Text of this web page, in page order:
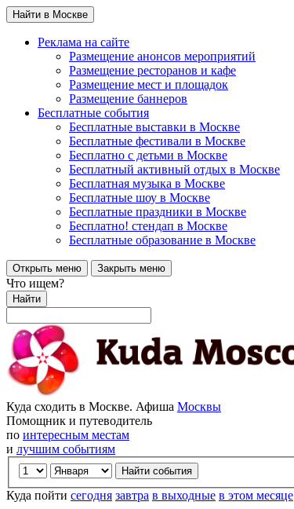
Найти в Москве
Реклама на сайте
Размещение анонсов мероприятий
Размещение ресторанов и кафе
Размещение мест и площадок
Размещение баннеров
Бесплатные события
Бесплатные выставки в Москве
Бесплатные фестивали в Москве
Бесплатно с детьми в Москве
Бесплатный активный отдых в Москве
Бесплатная музыка в Москве
Бесплатные шоу в Москве
Бесплатные праздники в Москве
Бесплатно! стендап в Москве
Бесплатные образование в Москве
Открыть меню Закрыть меню
Что ищем?
Найти
Куда сходить в Москве. Афиша Москвы
Помощник и путеводитель
по интересным местам
и лучшим событиям
Куда пойти сегодня завтра в выходные в этом месяце